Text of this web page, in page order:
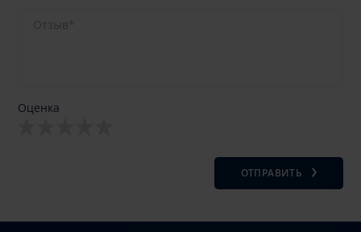
Оценка
ОТПРАВИТЬ